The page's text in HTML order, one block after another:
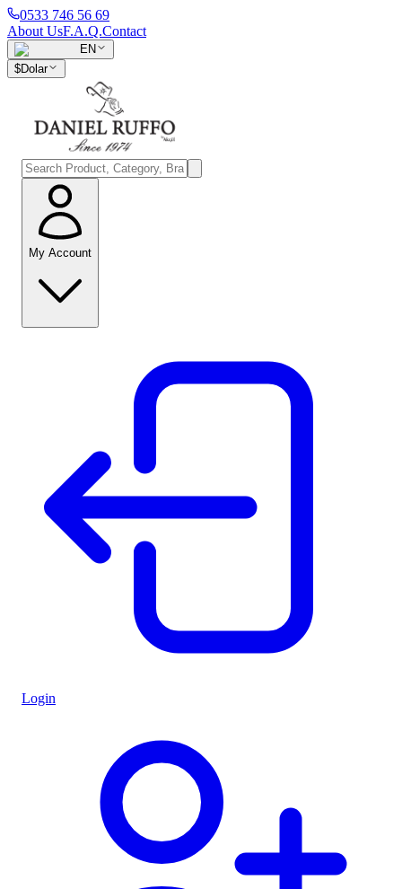
0533 746 56 69
About UsF.A.Q.Contact
EN
$Dolar
My Account
Login